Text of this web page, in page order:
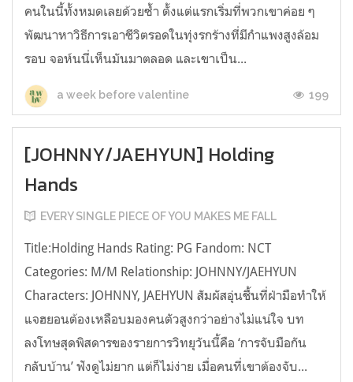
คนในนี้ทั้งหมดเลยด้วยซ้ำ ตั้งแต่แรกเริ่มที่พวกเขาค่อย ๆ
พัฒนาหาวิธีการเอาชีวิตรอดในทุ่งรกร้างที่มีกำแพงสูงล้อม
รอบ จอห์นนี่เห็นมันมาตลอด และเขาเป็น...
a week before valentine 199
[JOHNNY/JAEHYUN] Holding
Hands
EVERY SINGLE PIECE OF YOU MAKES ME FALL
Title:Holding Hands Rating: PG Fandom: NCT
Categories: M/M Relationship: JOHNNY/JAEHYUN
Characters: JOHNNY, JAEHYUN สัมผัสอุ่นชื้นที่ฝ่ามือทำให้
แจฮยอนต้องเหลือบมองคนตัวสูงกว่าอย่างไม่แน่ใจ บท
ลงโทษสุดพิสดารของรายการวิทยุวันนี้คือ ‘การจับมือกัน
กลับบ้าน’ ฟังดูไม่ยาก แต่ก็ไม่ง่าย เมื่อคนที่เขาต้องจับ...